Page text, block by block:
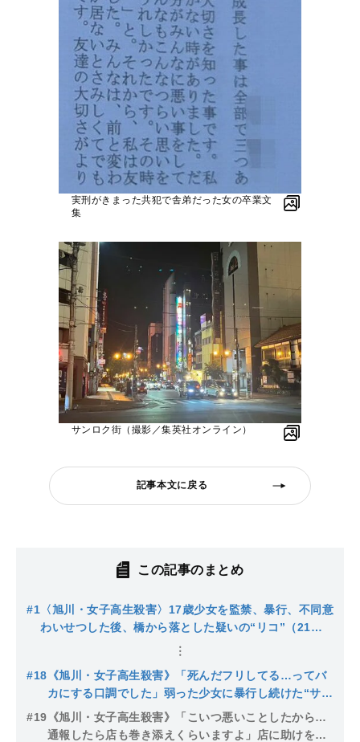
実刑がきまった共犯で舎弟だった女の卒業文
集
サンロク街（撮影／集英社オンライン）
記事本文に戻る
この記事のまとめ
#1 〈旭川・女子高生殺害〉17歳少女を監禁、暴行、不同意
わいせつした後、橋から落とした疑いの“リコ”（21）
は派手やんちゃ系「昔から陰湿なイジメ」「連日飲み歩
#18 《旭川・女子高生殺害》「死んだフリしてる…ってバ
カにする口調でした」弱った少女に暴行し続けた“サン
ロクのリコ”、ヤクザ役を演じた少年は「見るに堪えな
かった」
#19 《旭川・女子高生殺害》「こいつ悪いことしたから…
通報したら店も巻き添えくらいますよ」店に助けを求